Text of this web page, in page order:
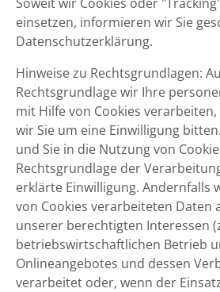
einsetzen, informieren wir Sie
Datenschutzerklärung.
Hinweise zu Rechtsgrundlagen:
Rechtsgrundlage wir Ihre
mit Hilfe von Cookies
wir Sie um eine Einwilligung
und Sie in die Nutzung von
Rechtsgrundlage der
erklärte Einwilligung. Andernfalls
von Cookies verarbeiteten Daten
unserer berechtigten Interessen
betriebswirtschaftlichen Betrieb
Onlineangebotes und dessen
verarbeitet oder, wenn der